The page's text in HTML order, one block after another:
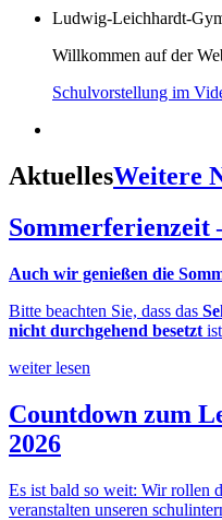
Ludwig-Leichhardt-
Willkommen auf der
Schulvorstellung im
AktuellesWeitere
Auch wir genießen die
Bitte beachten Sie, dass das
nicht durchgehend besetzt
weiter lesen
Countdown zum
2026
Es ist bald so weit: Wir rollen
veranstalten unseren